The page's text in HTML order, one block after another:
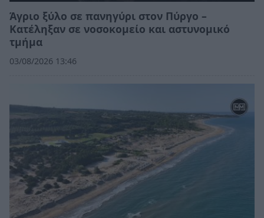
Άγριο ξύλο σε πανηγύρι στον Πύργο –
Κατέληξαν σε νοσοκομείο και αστυνομικό
τμήμα
03/08/2026 13:46